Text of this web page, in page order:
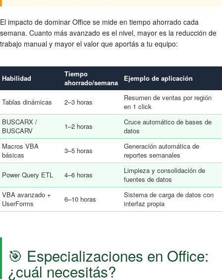
El impacto de dominar Office se mide en tiempo ahorrado cada
semana. Cuanto más avanzado es el nivel, mayor es la reducción de
trabajo manual y mayor el valor que aportás a tu equipo:
Habilidad
Tiempo
ahorrado/semana
Ejemplo de aplicación
Tablas dinámicas 2–3 horas
Resumen de ventas por región
en 1 click
BUSCARX /
BUSCARV
1–2 horas
Cruce automático de bases de
datos
Macros VBA
básicas
3–5 horas
Generación automática de
reportes semanales
Power Query ETL 4–6 horas
Limpieza y consolidación de
fuentes de datos
VBA avanzado +
UserForms
6–10 horas
Sistema de carga de datos con
interfaz propia
🎯 Especializaciones en Office:
¿cuál necesitás?